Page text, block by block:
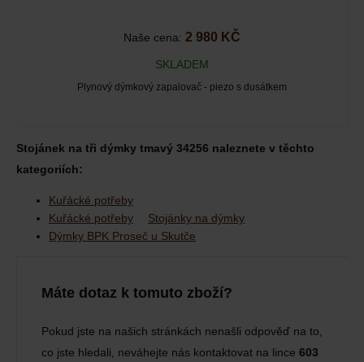
Naše cena: 2 980 KČ
SKLADEM
Plynový dýmkový zapalovač - piezo s dusátkem
Stojánek na tři dýmky tmavý 34256 naleznete v těchto
kategoriích:
Kuřácké potřeby
Kuřácké potřeby
Stojánky na dýmky
Dýmky BPK Proseč u Skutče
Máte dotaz k tomuto zboží?
Pokud jste na našich stránkách nenašli odpověď na to,
co jste hledali, neváhejte nás kontaktovat na lince 603